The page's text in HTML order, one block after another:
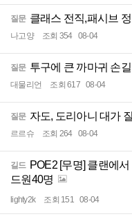
질문 클래스 전직,패시브
나고양 조회 354 08-04
질문 투구에 큰 까마귀 손
대물리언 조회 617 08-04
질문 자도, 도리아니 대가
르르슈 조회 264 08-04
길드 POE2 [무명] 클랜에
드원40명
lighty2k 조회 151 08-04